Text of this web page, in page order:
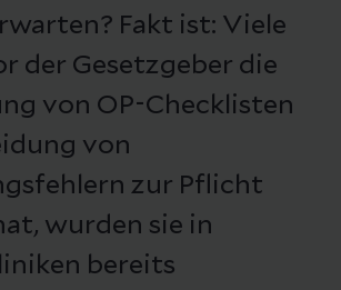
Fakt ist: Viele
der Gesetzgeber die
von OP-Checklisten
von
zur Pflicht
wurden sie in
bereits